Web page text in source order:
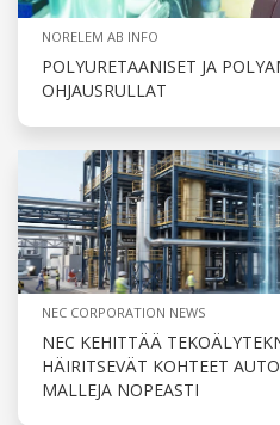
NORELEM AB INFO
POLYURETAANISET JA
OHJAUSRULLAT
NEC CORPORATION NEWS
NEC KEHITTÄÄ
HÄIRITSEVÄT KOHTEET
MALLEJA NOPEASTI